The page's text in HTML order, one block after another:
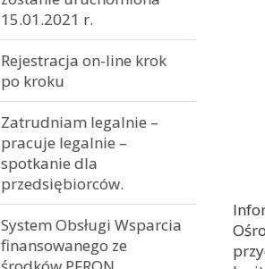
15.01.2021 r.
Rejestracja on-line krok
po kroku
Zatrudniam legalnie –
pracuje legalnie –
spotkanie dla
przedsiębiorców.
System Obsługi Wsparcia
finansowanego ze